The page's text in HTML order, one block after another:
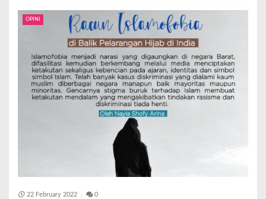
OPINI
22 February 2022 0